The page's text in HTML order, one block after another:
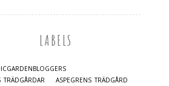
LABELS
TRÄDGÅRDAR
ASPEGRENS TRÄDGÅRD